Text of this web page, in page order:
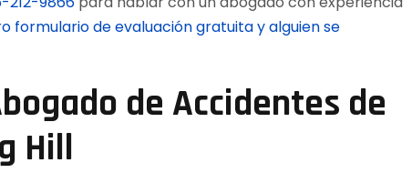
formulario de evaluación gratuita y alguien se
de Accidentes de
Hill